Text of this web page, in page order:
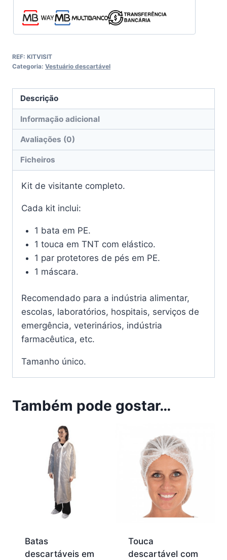
REF: KITVISIT
Categoria: Vestuário descartável
Descrição
Informação adicional
Avaliações (0)
Ficheiros
Kit de visitante completo.
Cada kit inclui:
1 bata em PE.
1 touca em TNT com elástico.
1 par protetores de pés em PE.
1 máscara.
Recomendado para a indústria alimentar,
escolas, laboratórios, hospitais, serviços de
emergência, veterinários, indústria
farmacêutica, etc.
Tamanho único.
Também pode gostar…
Batas
descartáveis em
Touca
descartável com